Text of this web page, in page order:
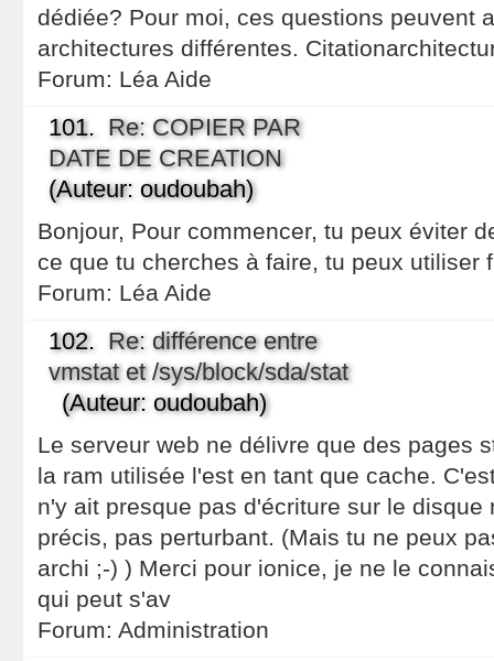
dédiée? Pour moi, ces questions peuvent
architectures différentes.
Forum: Léa Aide
101. Re: COPIER PAR
DATE DE CREATION
(Auteur: oudoubah)
Bonjour, Pour commencer, tu peux éviter
ce que tu cherches à faire, tu peux utiliser
Forum: Léa Aide
102. Re: différence entre
vmstat et /sys/block/sda/stat
(Auteur: oudoubah)
Le serveur web ne délivre que des pages
la ram utilisée l'est en tant que cache.
n'y ait presque pas d'écriture sur le disque
précis, pas perturbant. (Mais tu ne peux
archi ;-) ) Merci pour ionice, je ne le
qui peut s'av
Forum: Administration